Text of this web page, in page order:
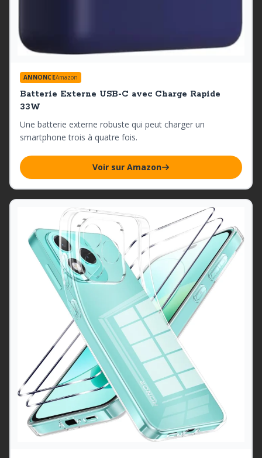
ANNONCEAmazon
Batterie Externe USB-C avec Charge Rapide
33W
Une batterie externe robuste qui peut charger un
smartphone trois à quatre fois.
Voir sur Amazon